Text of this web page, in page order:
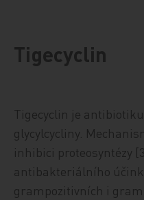
Tigecyclin
Tigecyclin je
glycylcycliny.
inhibici proteosyntézy
antibakteriálního
grampozitivních i